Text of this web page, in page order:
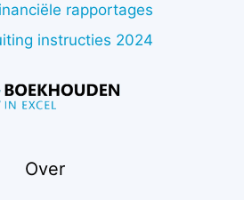
rapportages
instructies 2024
Over